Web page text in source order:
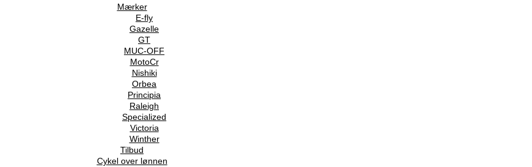
Mærker
E-fly
Gazelle
GT
MUC-OFF
MotoCr
Nishiki
Orbea
Principia
Raleigh
Specialized
Victoria
Winther
Tilbud
Cykel over lønnen